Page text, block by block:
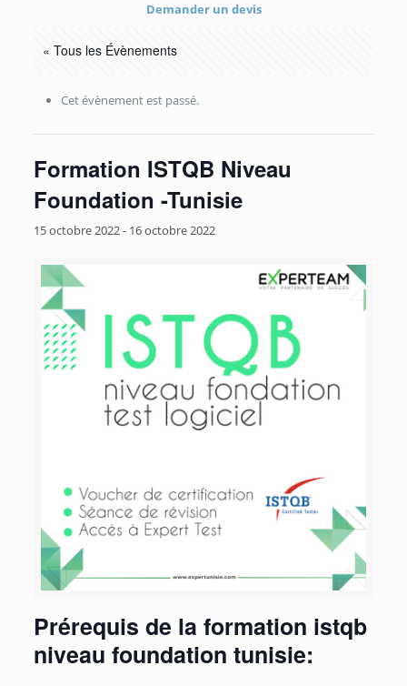
Demander un devis
« Tous les Évènements
Cet évènement est passé.
Formation ISTQB Niveau
Foundation -Tunisie
15 octobre 2022- 16 octobre 2022
Prérequis de la formation istqb
niveau foundation tunisie: